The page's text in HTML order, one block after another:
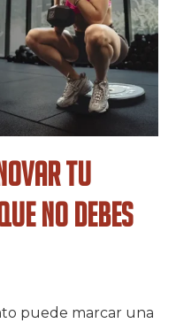
tu
no debes
puede marcar una